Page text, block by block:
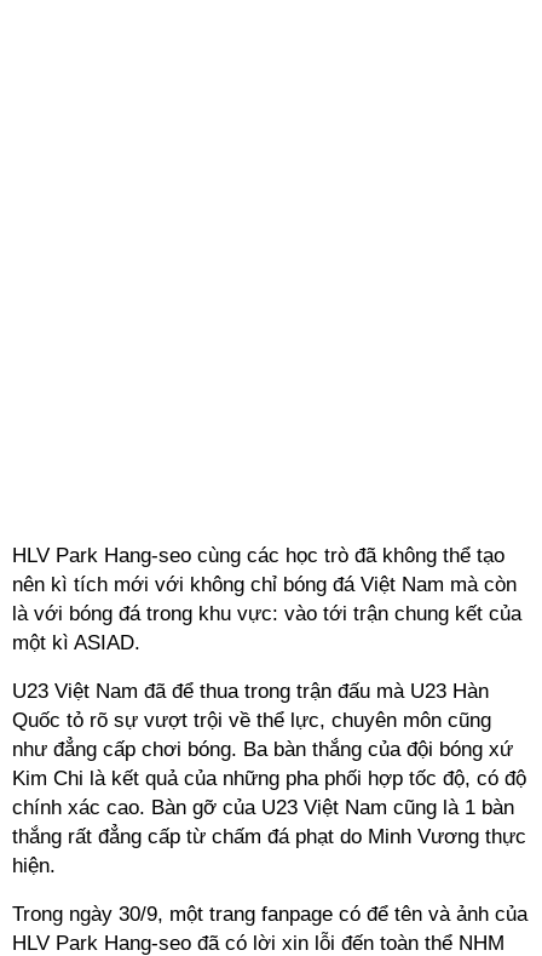
HLV Park Hang-seo cùng các học trò đã không thể tạo
nên kì tích mới với không chỉ bóng đá Việt Nam mà còn
là với bóng đá trong khu vực: vào tới trận chung kết của
một kì ASIAD.
U23 Việt Nam đã để thua trong trận đấu mà U23 Hàn
Quốc tỏ rõ sự vượt trội về thể lực, chuyên môn cũng
như đẳng cấp chơi bóng. Ba bàn thắng của đội bóng xứ
Kim Chi là kết quả của những pha phối hợp tốc độ, có độ
chính xác cao. Bàn gỡ của U23 Việt Nam cũng là 1 bàn
thắng rất đẳng cấp từ chấm đá phạt do Minh Vương thực
hiện.
Trong ngày 30/9, một trang fanpage có để tên và ảnh của
HLV Park Hang-seo đã có lời xin lỗi đến toàn thể NHM